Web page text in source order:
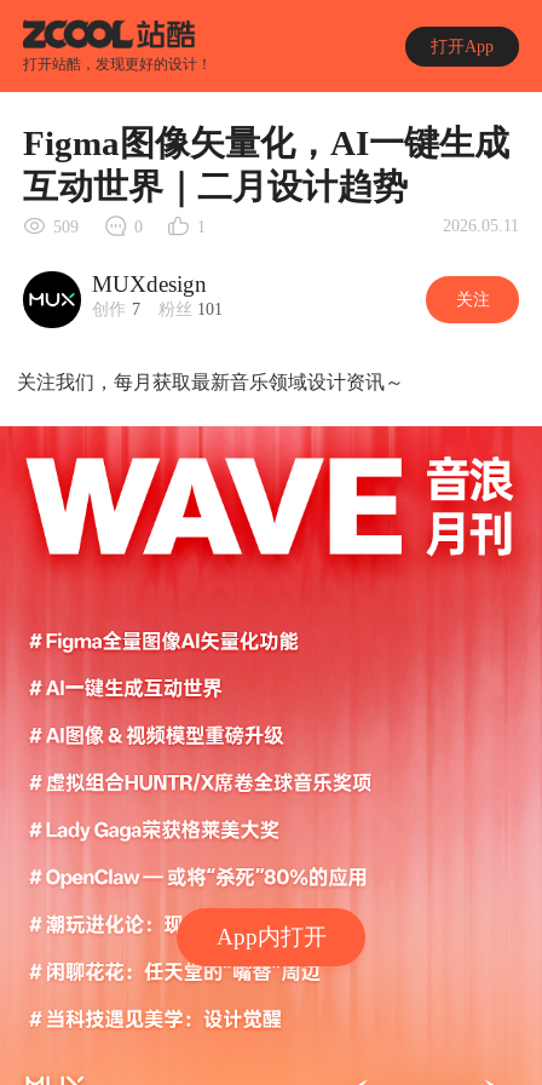
打开站酷，发现更好的设计！
打开App
App内打开
Figma图像矢量化，AI一键生成
互动世界｜二月设计趋势
509 0 1 2026.05.11
MUXdesign
创作 7 粉丝 101 关注
关注我们，每月获取最新音乐领域设计资讯～